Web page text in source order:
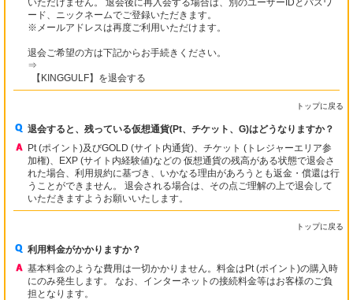
いただけません。 退会後に再入会する場合は、別のユーザーIDとパスワ
ード、ニックネームでご登録いただきます。
※メールアドレスは再度ご利用いただけます。
退会ご希望の方は下記からお手続きください。
⇒
【KINGGULF】を退会する
トップに戻る
退会すると、残っている仮想通貨(Pt、チケット、G)はどうなりますか？
Pt (ポイント)及びGOLD (サイト内通貨)、チケット (トレジャーエリア参
加権)、EXP (サイト内経験値)などの 仮想通貨の残高がある状態で退会さ
れた場合、利用規約に基づき、いかなる理由があろうとも返金・償還は行
うことができません。 退会される場合は、その点ご理解の上で退会して
いただきますようお願いいたします。
トップに戻る
利用料金がかかりますか？
基本料金のような費用は一切かかりません。料金はPt (ポイント)の購入時
にのみ発生します。 なお、インターネットの接続料金等はお客様のご負
担となります。